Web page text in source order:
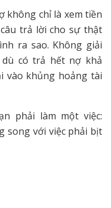
không chỉ là xem tiền
trả lời cho sự thật
ra sao. Không giải
có trả hết nợ khả
vào khủng hoảng tài
phải làm một việc:
song với việc phải bịt